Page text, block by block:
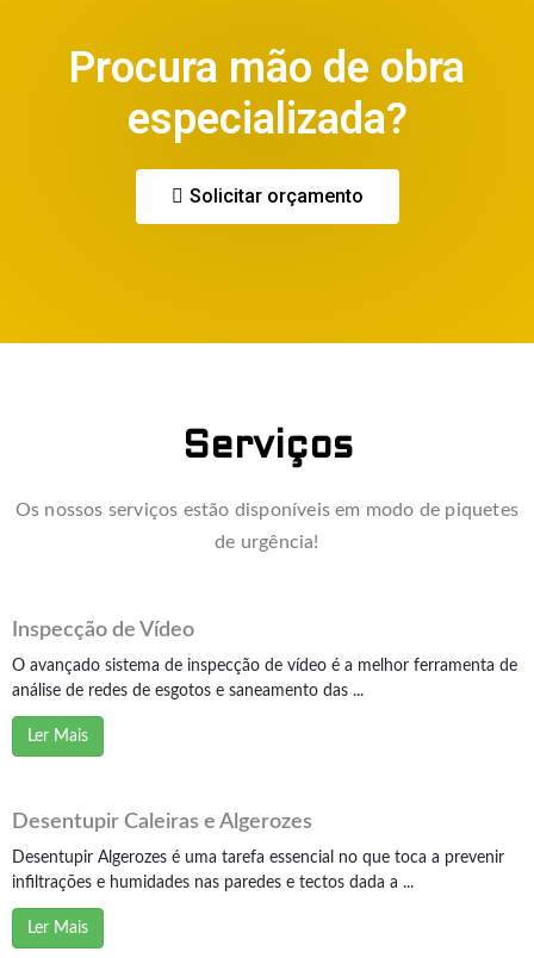
Procura mão de obra
especializada?
Solicitar orçamento
Serviços
Os nossos serviços estão disponíveis em modo de piquetes
de urgência!
Inspecção de Vídeo
O avançado sistema de inspecção de vídeo é a melhor ferramenta de
análise de redes de esgotos e saneamento das ...
Ler Mais
Desentupir Caleiras e Algerozes
Desentupir Algerozes é uma tarefa essencial no que toca a prevenir
infiltrações e humidades nas paredes e tectos dada a ...
Ler Mais